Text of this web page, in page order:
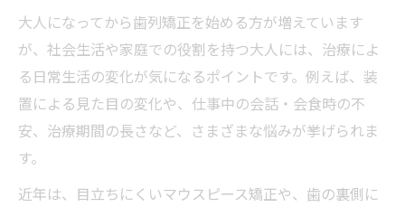
大人になってから歯列矯正を始める方が増えています
が、社会生活や家庭での役割を持つ大人には、治療によ
る日常生活の変化が気になるポイントです。例えば、装
置による見た目の変化や、仕事中の会話・会食時の不
安、治療期間の長さなど、さまざまな悩みが挙げられま
す。
近年は、目立ちにくいマウスピース矯正や、歯の裏側に